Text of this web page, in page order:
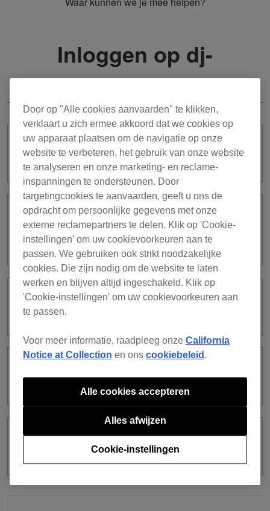
Inloggen op dj-
apparatuur
Wat kan ik doen als ik me inlog bij dj-
apparatuur?
Is er een verband tussen het inloggen
op dj-apparatuur en rekordbox for
iOS/Android?
Hoe logt u in op dj-apparatuur met een
QR-code?
Welke dj-apparatuur kan worden
gebruikt om in te loggen?
Door op "Alle cookies aanvaarden" te klikken,
verklaart u zich ermee akkoord dat we cookies op
uw apparaat plaatsen om de navigatie op onze
website te verbeteren, het gebruik van onze website
te analyseren en onze marketing- en reclame-
inspanningen te ondersteunen. Door
targetingcookies te aanvaarden, geeft u ons de
opdracht om persoonlijke gegevens met onze
externe reclamepartners te delen. Klik op 'Cookie-
instellingen' om uw cookievoorkeuren aan te
passen. We gebruiken ook strikt noodzakelijke
cookies. Die zijn nodig om de website te laten
werken en blijven altijd ingeschakeld. Klik op
'Cookie-instellingen' om uw cookievoorkeuren aan
te passen.
Voor meer informatie, raadpleeg onze California
Notice at Collection en ons cookiebeleid .
Cookie-instellingen
Alles afwijzen
Alle cookies accepteren